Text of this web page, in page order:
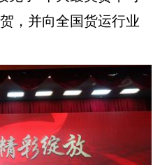
，并向全国货运行业